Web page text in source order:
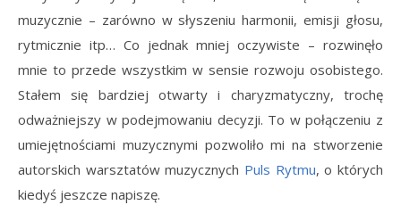
muzycznie – zarówno w słyszeniu harmonii, emisji głosu,
rytmicznie itp… Co jednak mniej oczywiste – rozwinęło
mnie to przede wszystkim w sensie rozwoju osobistego.
Stałem się bardziej otwarty i charyzmatyczny, trochę
odważniejszy w podejmowaniu decyzji. To w połączeniu z
umiejętnościami muzycznymi pozwoliło mi na stworzenie
autorskich warsztatów muzycznych Puls Rytmu, o których
kiedyś jeszcze napiszę.